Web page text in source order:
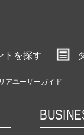
トを探す
アユーザーガイド